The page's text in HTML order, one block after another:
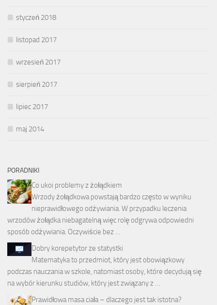
styczeń 2018
listopad 2017
wrzesień 2017
sierpień 2017
lipiec 2017
maj 2014
PORADNIKI
Co ukoi problemy z żołądkiem
Wrzody żołądkowa powstają bardzo często w wyniku
nieprawidłowego odżywiania. W przypadku leczenia
wrzodów żołądka niebagatelną więc rolę odgrywa odpowiedni
sposób odżywiania. Oczywiście bez …
Dobry korepetytor ze statystki
Matematyka to przedmiot, który jest obowiązkowy
podczas nauczania w szkole, natomiast osoby, które decydują się
na wybór kierunku studiów, który jest związany z …
Prawidłowa masa ciała – dlaczego jest tak istotna?